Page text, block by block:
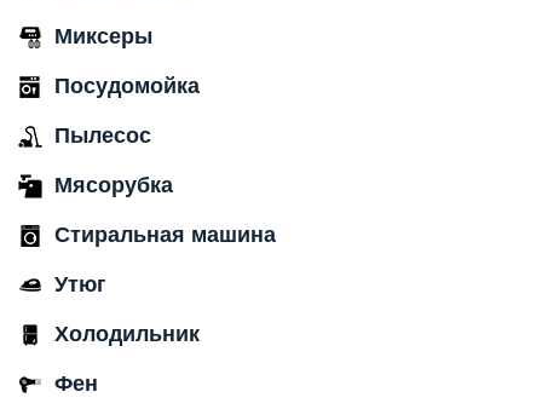
Миксеры
Посудомойка
Пылесос
Мясорубка
Стиральная машина
Утюг
Холодильник
Фен